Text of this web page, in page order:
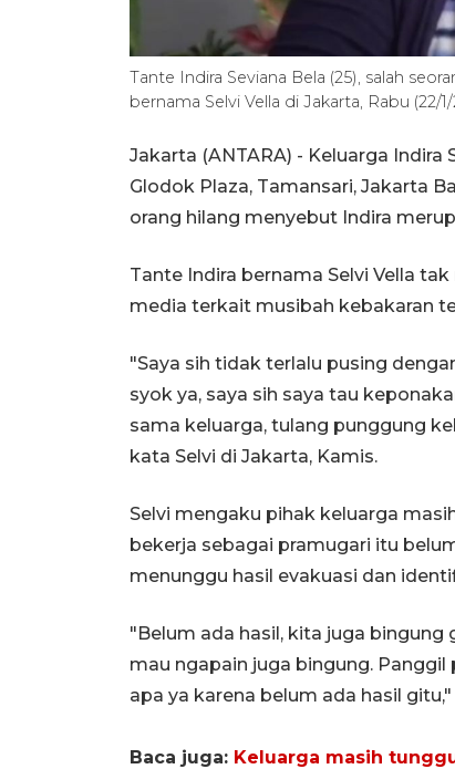
Tante Indira Seviana Bela (25), salah
bernama Selvi Vella di Jakarta, Rabu (22/
Jakarta (ANTARA) - Keluarga Indira
Glodok Plaza, Tamansari, Jakarta
orang hilang menyebut Indira
Tante Indira bernama Selvi Vella
media terkait musibah kebakaran
"Saya sih tidak terlalu pusing
syok ya, saya sih saya tau
sama keluarga, tulang punggung
kata Selvi di Jakarta, Kamis.
Selvi mengaku pihak keluarga
bekerja sebagai pramugari itu
menunggu hasil evakuasi dan
"Belum ada hasil, kita juga bingung
mau ngapain juga bingung.
apa ya karena belum ada hasil gitu,"
Baca juga: Keluarga masih